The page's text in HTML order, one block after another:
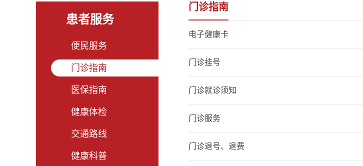
患者服务
便民服务
门诊指南
医保指南
健康体检
交通路线
健康科普
门诊指南
电子健康卡
门诊挂号
门诊就诊须知
门诊服务
门诊退号、退费